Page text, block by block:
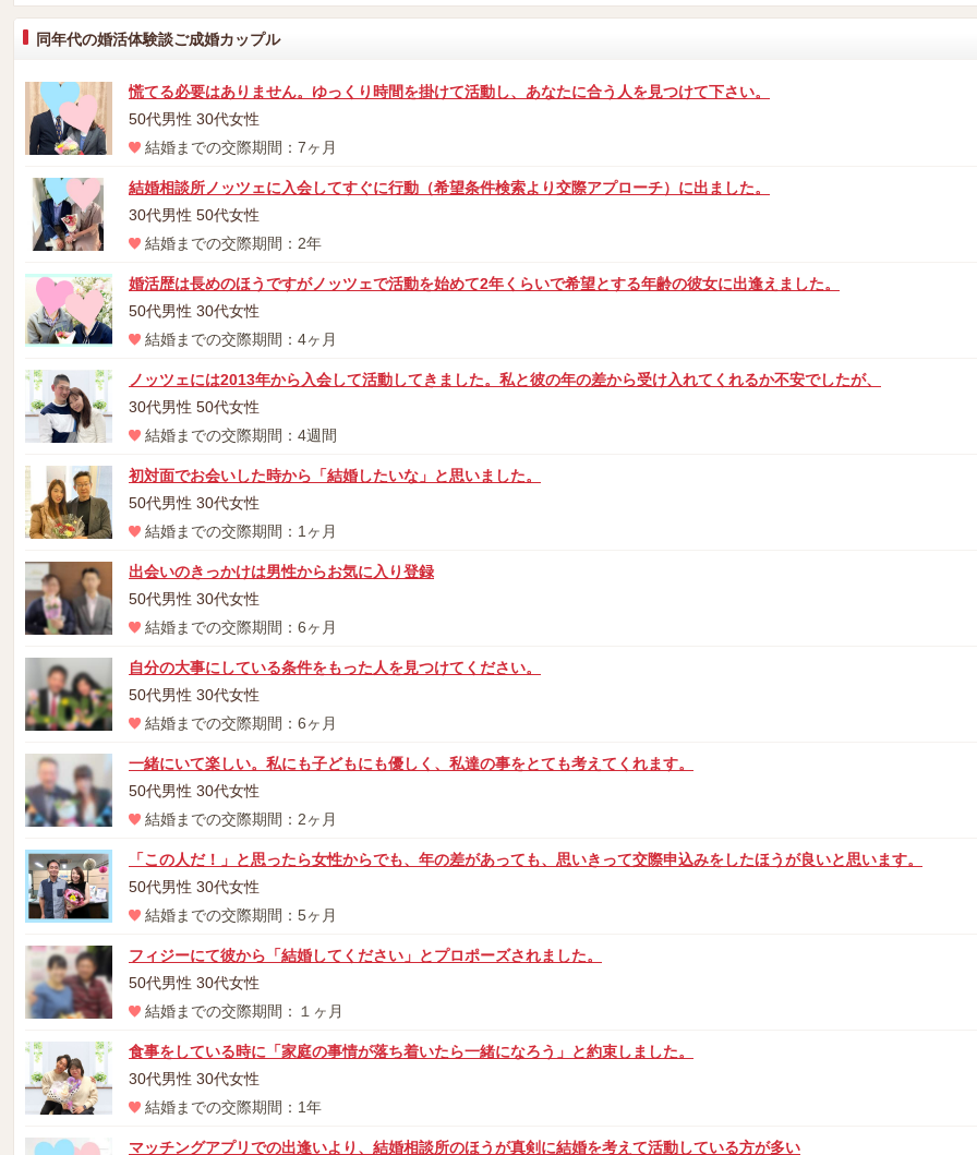
同年代の婚活体験談ご成婚カップル
慌てる必要はありません。ゆっくり時間を掛けて活動し、あなたに合う人を見つけて下さい。
50代男性 30代女性
結婚までの交際期間：7ヶ月
結婚相談所ノッツェに入会してすぐに行動（希望条件検索より交際アプローチ）に出ました。
30代男性 50代女性
結婚までの交際期間：2年
婚活歴は長めのほうですがノッツェで活動を始めて2年くらいで希望とする年齢の彼女に出逢えました。
50代男性 30代女性
結婚までの交際期間：4ヶ月
ノッツェには2013年から入会して活動してきました。私と彼の年の差から受け入れてくれるか不安でしたが、
30代男性 50代女性
結婚までの交際期間：4週間
初対面でお会いした時から「結婚したいな」と思いました。
50代男性 30代女性
結婚までの交際期間：1ヶ月
出会いのきっかけは男性からお気に入り登録
50代男性 30代女性
結婚までの交際期間：6ヶ月
自分の大事にしている条件をもった人を見つけてください。
50代男性 30代女性
結婚までの交際期間：6ヶ月
一緒にいて楽しい。私にも子どもにも優しく、私達の事をとても考えてくれます。
50代男性 30代女性
結婚までの交際期間：2ヶ月
「この人だ！」と思ったら女性からでも、年の差があっても、思いきって交際申込みをしたほうが良いと思います。
50代男性 30代女性
結婚までの交際期間：5ヶ月
フィジーにて彼から「結婚してください」とプロポーズされました。
50代男性 30代女性
結婚までの交際期間：１ヶ月
食事をしている時に「家庭の事情が落ち着いたら一緒になろう」と約束しました。
30代男性 30代女性
結婚までの交際期間：1年
マッチングアプリでの出逢いより、結婚相談所のほうが真剣に結婚を考えて活動している方が多い